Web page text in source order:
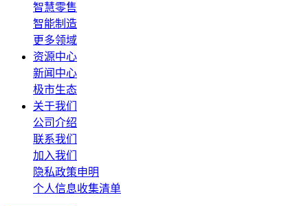
智慧零售
智能制造
更多领域
资源中心
新闻中心
极市生态
关于我们
公司介绍
联系我们
加入我们
隐私政策申明
个人信息收集清单